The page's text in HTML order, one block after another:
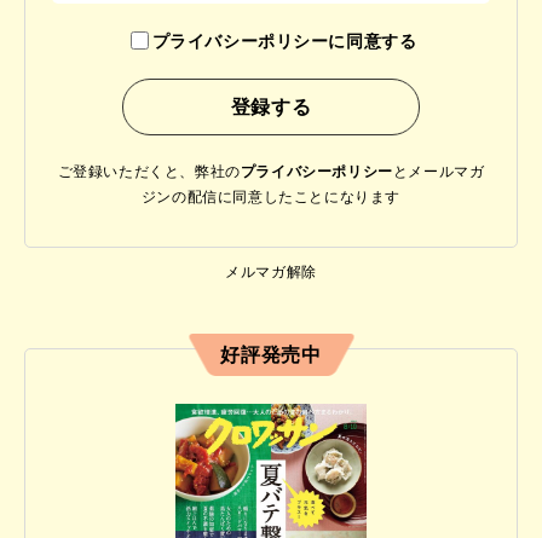
プライバシーポリシーに同意する
ご登録いただくと、弊社のプライバシーポリシー と メールマガ
ジンの配信に同意したことになります
メルマガ解除
好評発売中